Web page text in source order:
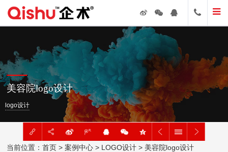
美容院logo设计
logo设计
当前位置：首页 >案例中心 > LOGO设计 > 美容院logo设计